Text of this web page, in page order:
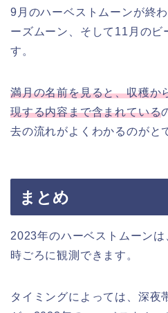
9月のハーベストムーンが終
ーズムーン、そして11月のビ
す。
満月の名前を見ると、収穫か
現する内容まで含まれている
去の流れがよくわかるのがと
まとめ
2023年のハーベストムーン
時ごろに観測できます。
タイミングによっては、深夜